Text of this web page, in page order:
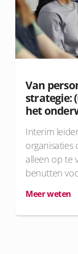
Van
strategie:
het
Interim
organisaties
alleen op te
benutten
Meer weten